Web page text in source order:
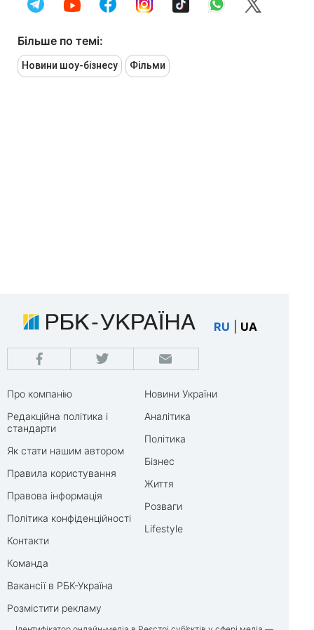
Більше по темі:
Новини шоу-бізнесу Фільми
RU UA
Про компанію
Редакційна політика і
стандарти
Як стати нашим автором
Правила користування
Правова інформація
Політика конфіденційності
Контакти
Команда
Вакансії в РБК-Україна
Розмістити рекламу
Новини України
Аналітика
Політика
Бізнес
Життя
Розваги
Lifestyle